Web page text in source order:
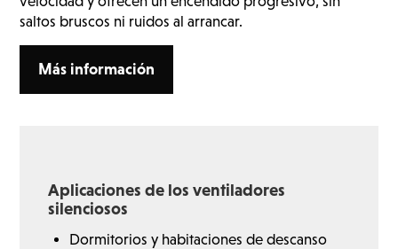
saltos bruscos ni ruidos al arrancar.
Más información
Aplicaciones de los ventiladores
silenciosos
Dormitorios y habitaciones de descanso